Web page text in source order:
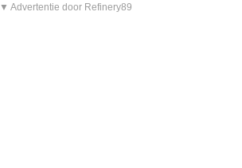
▼ Advertentie door Refinery89